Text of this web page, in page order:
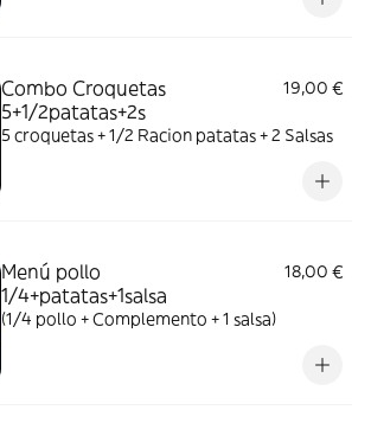
Combo Croquetas
5+1/2patatas+2s
19,00 €
5 croquetas + 1/2 Racion patatas + 2 Salsas
Menú pollo
1/4+patatas+1salsa
18,00 €
(1/4 pollo + Complemento + 1 salsa)